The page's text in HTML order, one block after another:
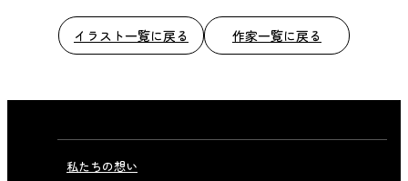
イラスト一覧に戻る 作家一覧に戻る
私たちの想い